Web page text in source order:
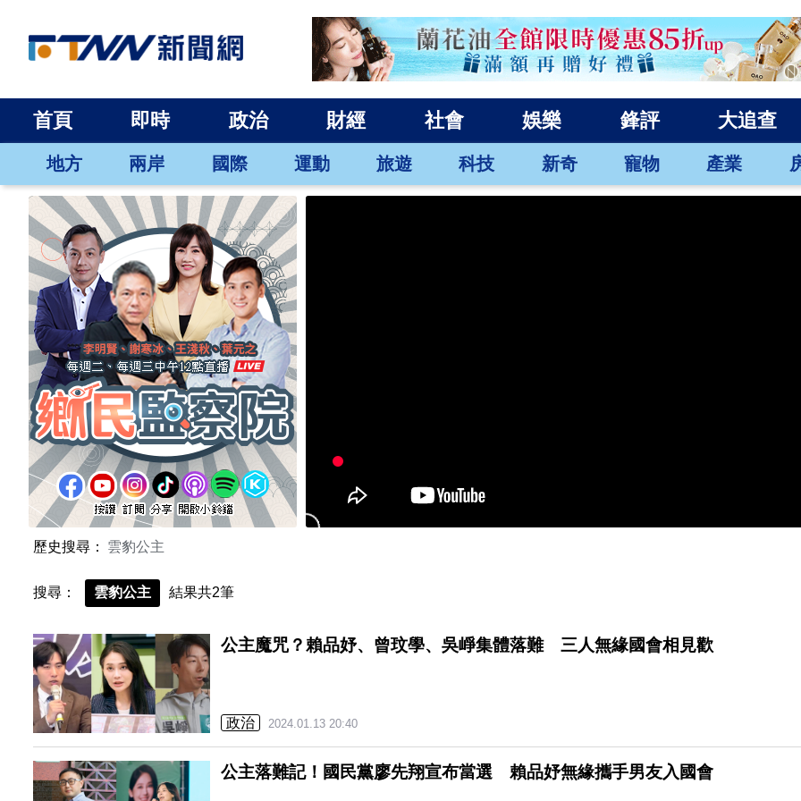
首頁 即時 政治 財經 社會 娛樂 鋒評 大追查
地方 兩岸 國際 運動 旅遊 科技 新奇 寵物 產業
歷史搜尋： 雲豹公主
搜尋： 雲豹公主 結果共2筆
公主魔咒？賴品妤、曾玟學、吳崢集體落難 三人無緣國會相見歡
政治 2024.01.13 20:40
公主落難記！國民黨廖先翔宣布當選 賴品妤無緣攜手男友入國會